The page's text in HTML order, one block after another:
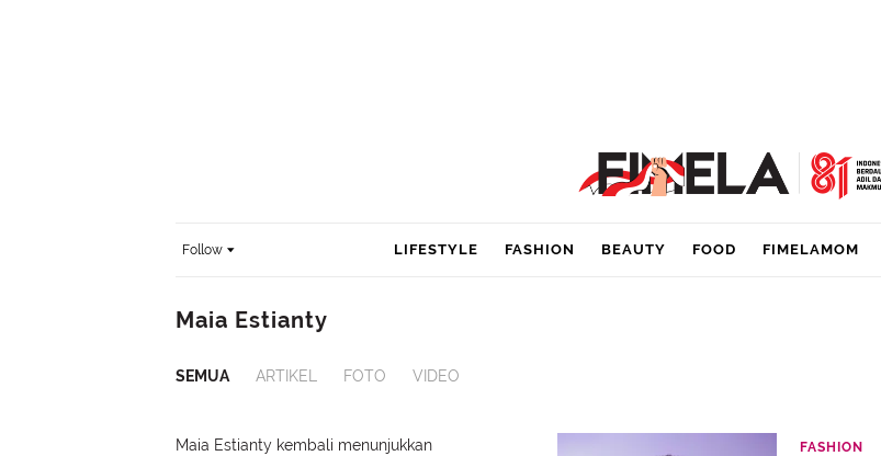
Follow LIFESTYLE FASHION BEAUTY FOOD FIMELAMOM
Maia Estianty
SEMUA ARTIKEL FOTO VIDEO
Maia Estianty kembali menunjukkan
FASHION